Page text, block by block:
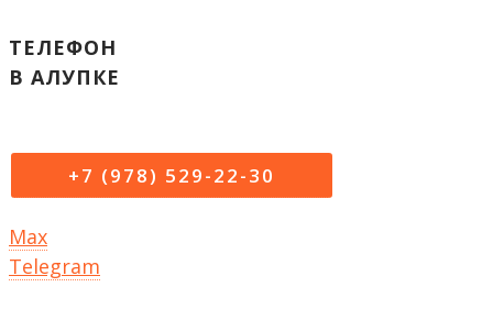
ТЕЛЕФОН
В АЛУПКЕ
+7 (978) 529-22-30
Max
Telegram